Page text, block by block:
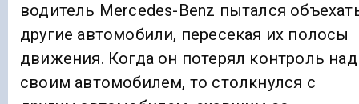
водитель Mercedes-Benz пытался
другие автомобили, пересекая их полосы
движения. Когда он потерял контроль над
своим автомобилем, то столкнулся с